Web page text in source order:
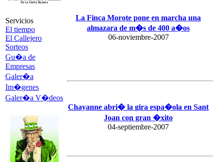
Servicios
El tiempo
El Callejero
Sorteos
Gu�a de
Empresas
Galer�a
Im�genes
Galer�a V�deos
La Finca Morote pone en marcha una
almazara de m�s de 400 a�os
06-noviembre-2007
Chayanne abri� la gira espa�ola en Sant
Joan con gran �xito
04-septiembre-2007